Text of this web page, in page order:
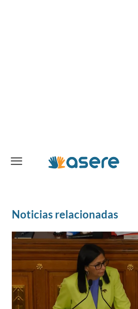
Noticias relacionadas